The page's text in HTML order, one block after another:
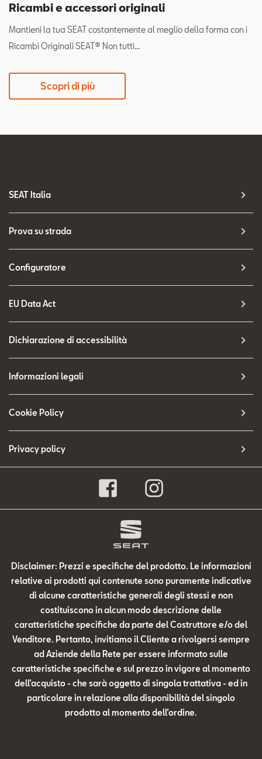
Ricambi e accessori originali
Mantieni la tua SEAT costantemente al meglio della forma con i
Ricambi Originali SEAT® Non tutti...
Scopri di più
SEAT Italia
Prova su strada
Configuratore
EU Data Act
Dichiarazione di accessibilità
Informazioni legali
Cookie Policy
Privacy policy
Disclaimer: Prezzi e specifiche del prodotto. Le informazioni
relative ai prodotti qui contenute sono puramente indicative
di alcune caratteristiche generali degli stessi e non
costituiscono in alcun modo descrizione delle
caratteristiche specifiche da parte del Costruttore e/o del
Venditore. Pertanto, invitiamo il Cliente a rivolgersi sempre
ad Aziende della Rete per essere informato sulle
caratteristiche specifiche e sul prezzo in vigore al momento
dell’acquisto - che sarà oggetto di singola trattativa - ed in
particolare in relazione alla disponibilità del singolo
prodotto al momento dell’ordine.